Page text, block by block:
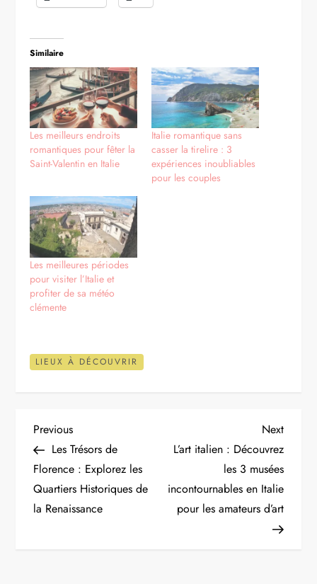
Similaire
Les meilleurs endroits
romantiques pour fêter la
Saint-Valentin en Italie
Italie romantique sans
casser la tirelire : 3
expériences inoubliables
pour les couples
Les meilleures périodes
pour visiter l’Italie et
profiter de sa météo
clémente
LIEUX À DÉCOUVRIR
N
a
v
Previous
Post
Previous
Les Trésors de
Florence : Explorez les
Quartiers Historiques de
la Renaissance
Next
Post
Next
L’art italien : Découvrez
les 3 musées
incontournables en Italie
pour les amateurs d’art